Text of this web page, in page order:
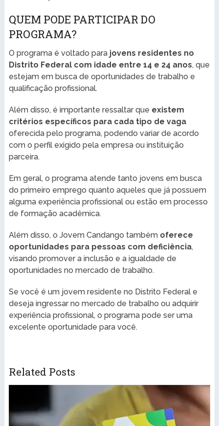
QUEM PODE PARTICIPAR DO
PROGRAMA?
O programa é voltado para jovens residentes no
Distrito Federal com idade entre 14 e 24 anos, que
estejam em busca de oportunidades de trabalho e
qualificação profissional.
Além disso, é importante ressaltar que existem
critérios específicos para cada tipo de vaga
oferecida pelo programa, podendo variar de acordo
com o perfil exigido pela empresa ou instituição
parceira.
Em geral, o programa atende tanto jovens em busca
do primeiro emprego quanto aqueles que já possuem
alguma experiência profissional ou estão em processo
de formação acadêmica.
Além disso, o Jovem Candango também oferece
oportunidades para pessoas com deficiência,
visando promover a inclusão e a igualdade de
oportunidades no mercado de trabalho.
Se você é um jovem residente no Distrito Federal e
deseja ingressar no mercado de trabalho ou adquirir
experiência profissional, o programa pode ser uma
excelente oportunidade para você.
Related Posts